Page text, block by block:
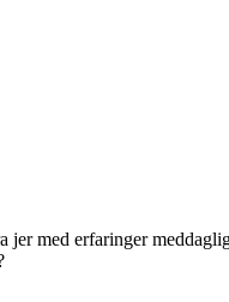
med erfaringer